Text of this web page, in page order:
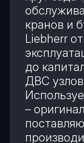
кранов и
Liebherr
до
ДВС узлов
–